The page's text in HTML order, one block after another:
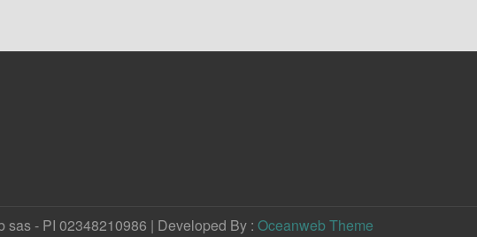
- PI 02348210986 | Developed By : Oceanweb Theme